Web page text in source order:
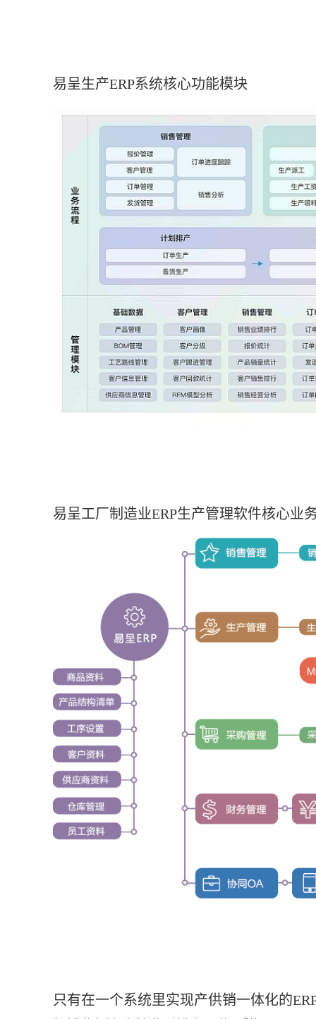
易呈生产ERP系统核心功能模块
易呈工厂制造业ERP生产管理软件核心业
只有在一个系统里实现产供销一体化的